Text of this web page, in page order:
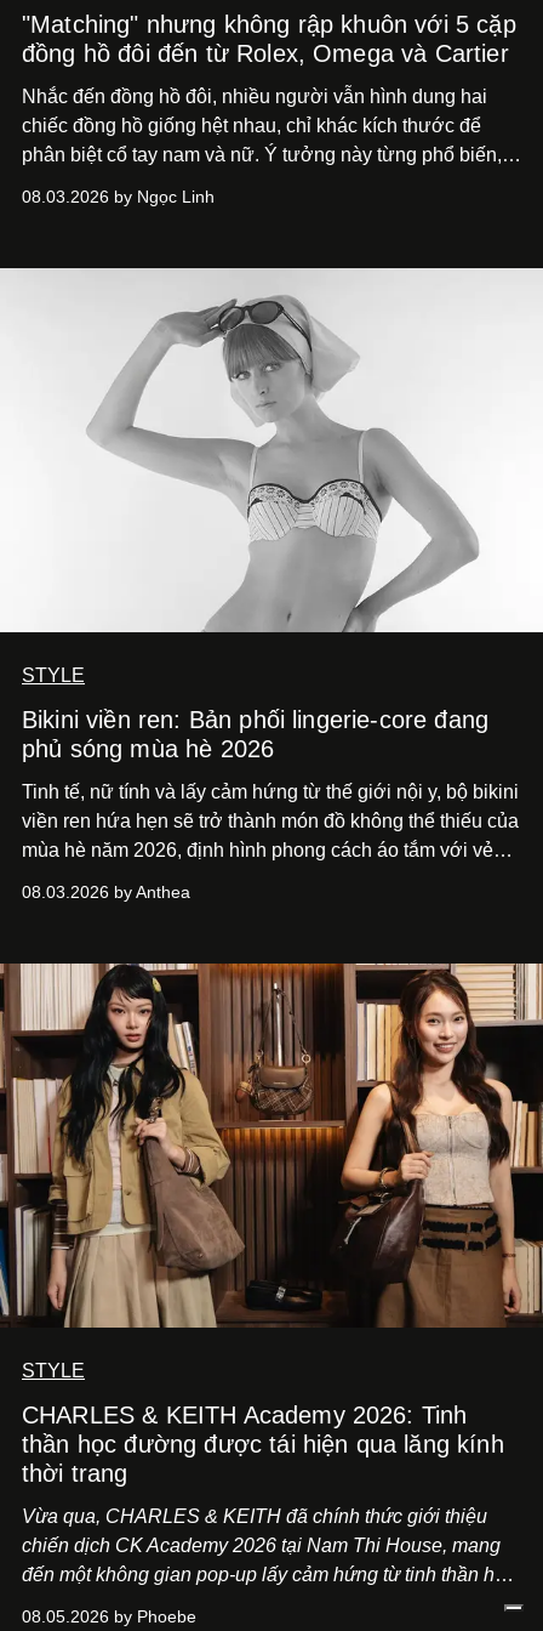
"Matching" nhưng không rập khuôn với 5 cặp
đồng hồ đôi đến từ Rolex, Omega và Cartier
Nhắc đến đồng hồ đôi, nhiều người vẫn hình dung hai
chiếc đồng hồ giống hệt nhau, chỉ khác kích thước để
phân biệt cổ tay nam và nữ. Ý tưởng này từng phổ biến,
khá rập khuôn. Nói lời tạm biết hai phiên bản nam nữ
mải miết tìm kiếm sự đồng nhất tuyệt đối. Họ để những
đường nét, tỷ lệ và bảng màu nối liền hai thiết kế, dù mỗi
phiên bản vẫn mang linh hồn riêng.
08.03.2026 by Ngọc Linh
STYLE
Bikini viền ren: Bản phối lingerie-core đang
phủ sóng mùa hè 2026
Tinh tế, nữ tính và lấy cảm hứng từ thế giới nội y, bộ bikini
viền ren hứa hẹn sẽ trở thành món đồ không thể thiếu của
mùa hè năm 2026, định hình phong cách áo tắm với vẻ
08.03.2026 by Anthea
STYLE
CHARLES & KEITH Academy 2026: Tinh
thần học đường được tái hiện qua lăng kính
thời trang
Vừa qua, CHARLES & KEITH đã chính thức giới thiệu
chiến dịch CK Academy 2026 tại Nam Thi House, mang
đến một không gian pop-up lấy cảm hứng từ tinh thần học
08.05.2026 by Phoebe